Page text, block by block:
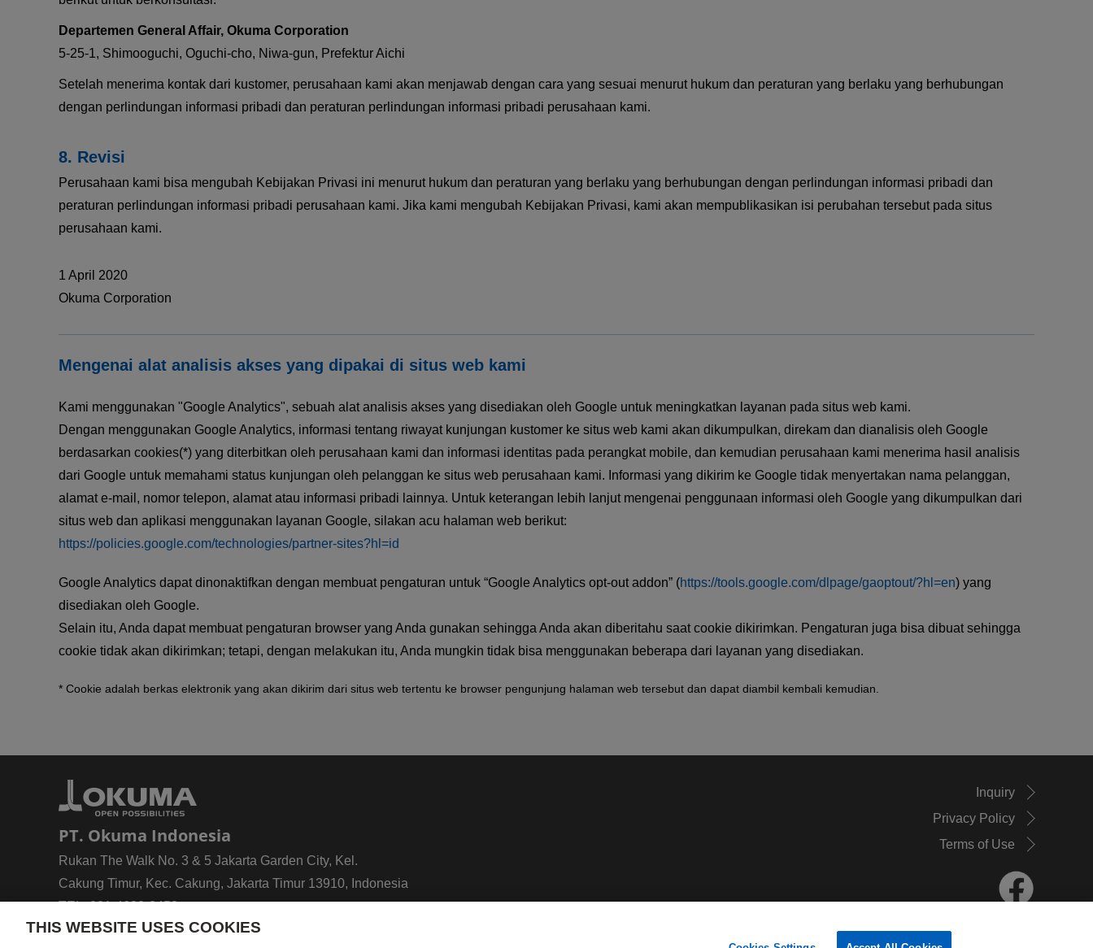
Departemen General Affair, Okuma Corporation
5-25-1, Shimooguchi, Oguchi-cho, Niwa-gun, Prefektur Aichi
Setelah menerima kontak dari kustomer, perusahaan kami akan menjawab dengan cara yang sesuai menurut hukum dan peraturan yang berlaku yang berhubungan
dengan perlindungan informasi pribadi dan peraturan perlindungan informasi pribadi perusahaan kami.
Revisi
Perusahaan kami bisa mengubah Kebijakan Privasi ini menurut hukum dan peraturan yang berlaku yang berhubungan dengan perlindungan informasi pribadi dan
peraturan perlindungan informasi pribadi perusahaan kami. Jika kami mengubah Kebijakan Privasi, kami akan mempublikasikan isi perubahan tersebut pada situs
perusahaan kami.
1 April 2020
Okuma Corporation
Mengenai alat analisis akses yang dipakai di situs web kami
Kami menggunakan "Google Analytics", sebuah alat analisis akses yang disediakan oleh Google untuk meningkatkan layanan pada situs web kami.
Dengan menggunakan Google Analytics, informasi tentang riwayat kunjungan kustomer ke situs web kami akan dikumpulkan, direkam dan dianalisis oleh Google
berdasarkan cookies(*) yang diterbitkan oleh perusahaan kami dan informasi identitas pada perangkat mobile, dan kemudian perusahaan kami menerima hasil analisis
dari Google untuk memahami status kunjungan oleh pelanggan ke situs web perusahaan kami. Informasi yang dikirim ke Google tidak menyertakan nama pelanggan,
alamat e-mail, nomor telepon, alamat atau informasi pribadi lainnya. Untuk keterangan lebih lanjut mengenai penggunaan informasi oleh Google yang dikumpulkan dari
situs web dan aplikasi menggunakan layanan Google, silakan acu halaman web berikut:
https://policies.google.com/technologies/partner-sites?hl=id
Google Analytics dapat dinonaktifkan dengan membuat pengaturan untuk “Google Analytics opt-out addon” (https://tools.google.com/dlpage/gaoptout/?hl=en) yang
disediakan oleh Google.
Selain itu, Anda dapat membuat pengaturan browser yang Anda gunakan sehingga Anda akan diberitahu saat cookie dikirimkan. Pengaturan juga bisa dibuat sehingga
cookie tidak akan dikirimkan; tetapi, dengan melakukan itu, Anda mungkin tidak bisa menggunakan beberapa dari layanan yang disediakan.
* Cookie adalah berkas elektronik yang akan dikirim dari situs web tertentu ke browser pengunjung halaman web tersebut dan dapat diambil kembali kemudian.
PT. Okuma Indonesia
Rukan The Walk No. 3 & 5 Jakarta Garden City, Kel.
Cakung Timur, Kec. Cakung, Jakarta Timur 13910, Indonesia
TEL: 021-4683-3458
Inquiry
Privacy Policy
Terms of Use
THIS WEBSITE USES COOKIES